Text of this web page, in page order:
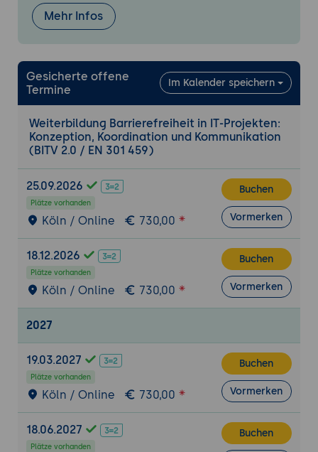
und mehr aus Technik und Design
Schritt für Schritt: Iterative Entwicklung
Warum Immer-Wieder-Testen so wichtig
Missverständnisse zwischen Agentur,
Kunde, Designer und Entwickler
Umfang der Lieferung - ist Vollständigkeit
ein gutes Ziel?
Testen und Zertifizierung
Brauche ich eine Zertifizierung?
Wer stellt sie aus und wie sieht sie aus?
Wie bereite ich vor?
Content Management Systeme?
Einsatz von Content-Alternativen
Vorbereitung und Weiterbildung von
Redakteuren
Mehr Infos
Gesicherte offene
Termine
Im Kalender speichern
Weiterbildung Barrierefreiheit in IT-Projekten:
Konzeption, Koordination und Kommunikation
(BITV 2.0 / EN 301 459)
25.09.2026
Plätze vorhanden
Köln / Online 730,00
Buchen
Vormerken
18.12.2026
Plätze vorhanden
Köln / Online 730,00
Buchen
Vormerken
2027
19.03.2027
Plätze vorhanden
Köln / Online 730,00
Buchen
Vormerken
18.06.2027
Plätze vorhanden
Buchen